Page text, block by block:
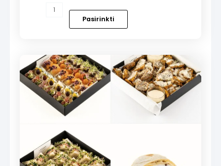
produkto
Pasirinkti